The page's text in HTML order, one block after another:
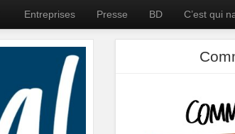
Entreprises Presse BD C’est qui